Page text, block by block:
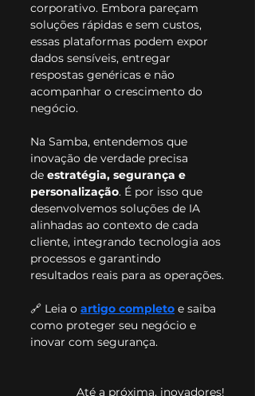
corporativo. Embora pareçam
soluções rápidas e sem custos,
essas plataformas podem expor
dados sensíveis, entregar
respostas genéricas e não
acompanhar o crescimento do
negócio.
Na Samba, entendemos que
inovação de verdade precisa
de estratégia, segurança e
personalização. É por isso que
desenvolvemos soluções de IA
alinhadas ao contexto de cada
cliente, integrando tecnologia aos
processos e garantindo
resultados reais para as operações.
🔗 Leia o artigo completo e saiba
como proteger seu negócio e
inovar com segurança.
Até a próxima, inovadores!